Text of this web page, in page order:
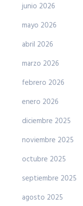
junio 2026
mayo 2026
abril 2026
marzo 2026
febrero 2026
enero 2026
diciembre 2025
noviembre 2025
octubre 2025
septiembre 2025
agosto 2025